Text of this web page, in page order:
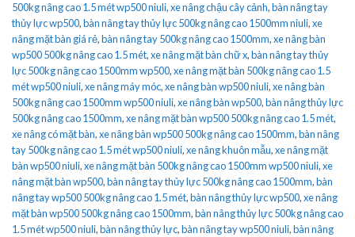
500kg nâng cao 1.5 mét wp500 niuli,xe nâng chậu cây cảnh,bàn nâng tay
thủy lực wp500,bàn nâng tay thủy lực 500kg nâng cao 1500mm niuli,xe
nâng mặt bàn giá rẻ,bàn nâng tay 500kg nâng cao 1500mm,xe nâng bàn
wp500 500kg nâng cao 1.5 mét,xe nâng mặt bàn chữ x,bàn nâng tay thủy
lực 500kg nâng cao 1500mm wp500,xe nâng mặt bàn 500kg nâng cao 1.5
mét wp500 niuli,xe nâng máy móc,xe nâng bàn wp500 niuli,xe nâng bàn
500kg nâng cao 1500mm wp500 niuli,xe nâng bàn wp500,bàn nâng thủy lực
500kg nâng cao 1500mm,xe nâng mặt bàn wp500 500kg nâng cao 1.5 mét,
xe nâng có mặt bàn,xe nâng bàn wp500 500kg nâng cao 1500mm,bàn nâng
tay 500kg nâng cao 1.5 mét wp500 niuli,xe nâng khuôn mẫu,xe nâng mặt
bàn wp500 niuli,xe nâng mặt bàn 500kg nâng cao 1500mm wp500 niuli,xe
nâng mặt bàn wp500,bàn nâng tay thủy lực 500kg nâng cao 1500mm,bàn
nâng tay wp500 500kg nâng cao 1.5 mét,bàn nâng thủy lực wp500,xe nâng
mặt bàn wp500 500kg nâng cao 1500mm,bàn nâng thủy lực 500kg nâng cao
1.5 mét wp500 niuli,bàn nâng thủy lực,bàn nâng tay wp500 niuli,bàn nâng